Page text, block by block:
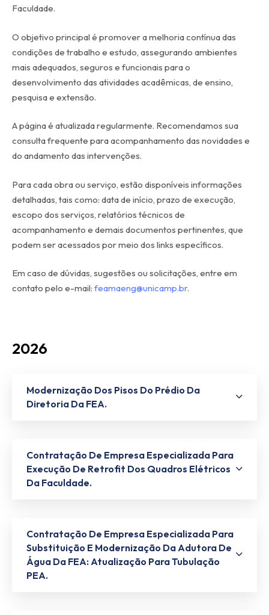
Faculdade.
O objetivo principal é promover a melhoria contínua das
condições de trabalho e estudo, assegurando ambientes
mais adequados, seguros e funcionais para o
desenvolvimento das atividades acadêmicas, de ensino,
pesquisa e extensão.
A página é atualizada regularmente. Recomendamos sua
consulta frequente para acompanhamento das novidades e
do andamento das intervenções.
Para cada obra ou serviço, estão disponíveis informações
detalhadas, tais como: data de início, prazo de execução,
escopo dos serviços, relatórios técnicos de
acompanhamento e demais documentos pertinentes, que
podem ser acessados por meio dos links específicos.
Em caso de dúvidas, sugestões ou solicitações, entre em
contato pelo e-mail: feamaeng@unicamp.br.
2026
Modernização Dos Pisos Do Prédio Da
Diretoria Da FEA.
Contratação De Empresa Especializada Para
Execução De Retrofit Dos Quadros Elétricos
Da Faculdade.
Contratação De Empresa Especializada Para
Substituição E Modernização Da Adutora De
Água Da FEA: Atualização Para Tubulação
PEA.